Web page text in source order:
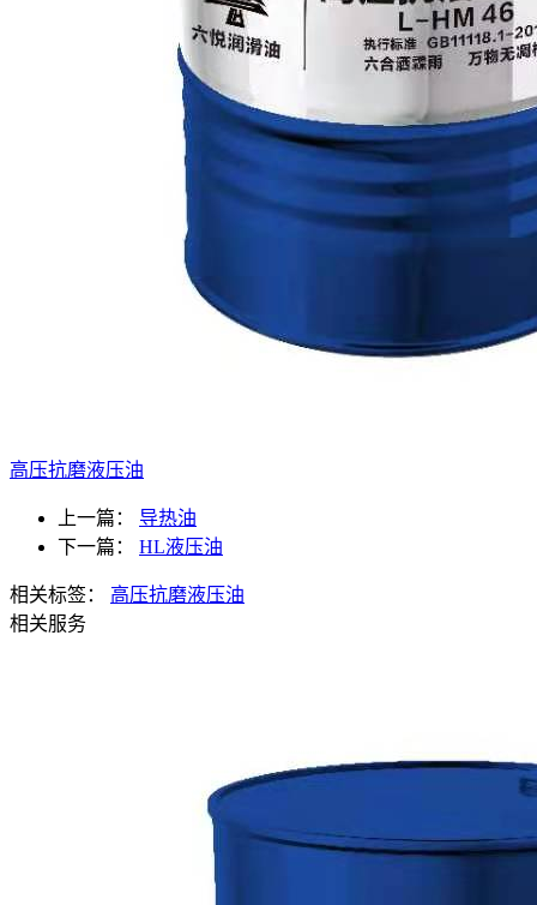
高压抗磨液压油
上一篇： 导热油
下一篇： HL液压油
相关标签：
高压抗磨液压油
相关服务